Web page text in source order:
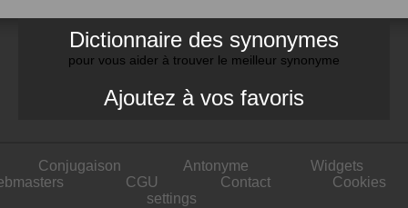
Dictionnaire des synonymes
pour vous aider à trouver le meilleur synonyme
Ajoutez à vos favoris
Conjugaison Antonyme
Widgets
CGU Contact
Cookies
settings